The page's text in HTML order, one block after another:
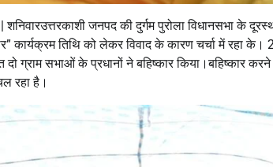
शनिवारउत्तरकाशी जनपद की दुर्गम पुरोला विधानसभा के
कार्यक्रम तिथि को लेकर विवाद के कारण चर्चा में रहा
दो ग्राम सभाओं के प्रधानों ने बहिष्कार किया।बहिष्कार
रहा है।